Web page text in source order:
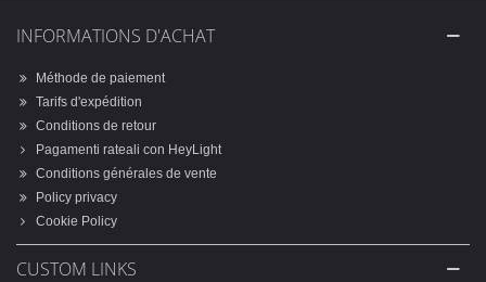
INFORMATIONS D'ACHAT
Méthode de paiement
Tarifs d'expédition
Conditions de retour
Pagamenti rateali con HeyLight
Conditions générales de vente
Policy privacy
Cookie Policy
CUSTOM LINKS